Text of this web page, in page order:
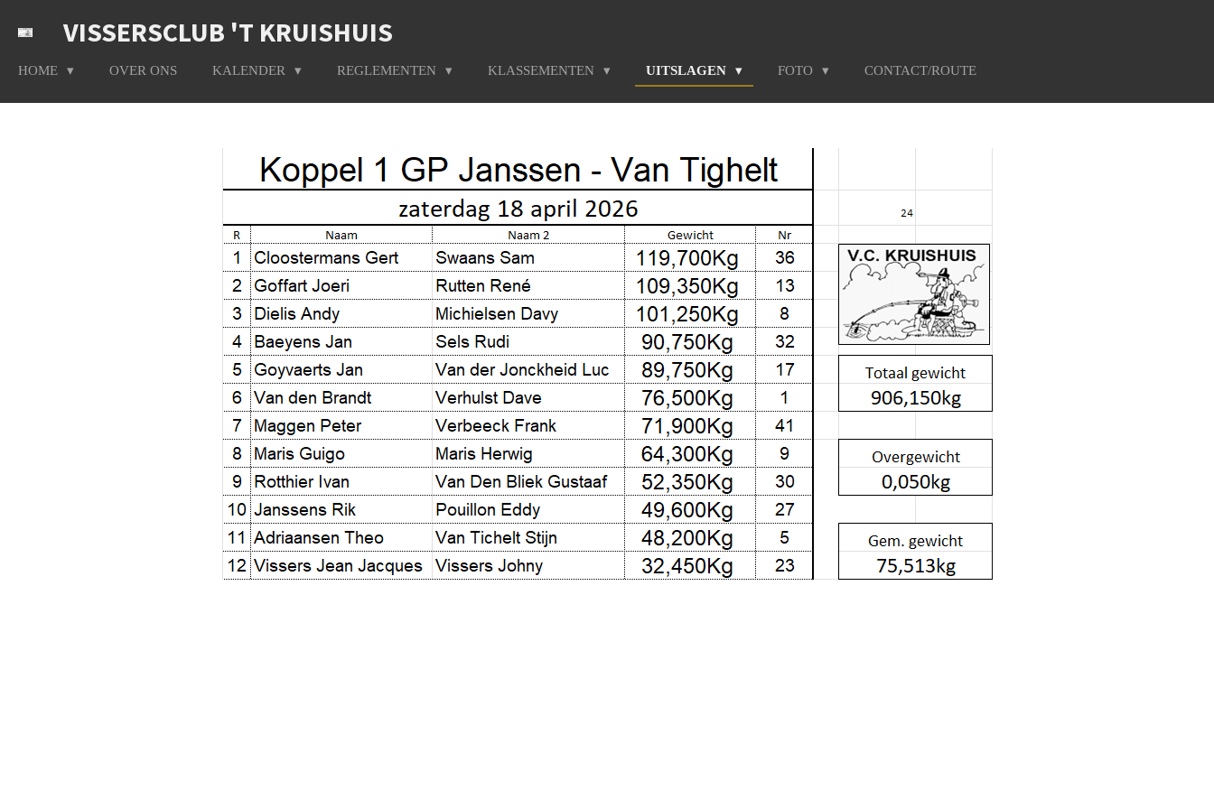
direct
de
VISSERSCLUB 'T KRUISHUIS
HOME OVER ONS KALENDER REGLEMENTEN KLASSEMENTEN UITSLAGEN FOTO CONTACT/ROUTE